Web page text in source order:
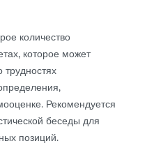
количество
которое может
трудностях
Рекомендуется
беседы для
позиций.